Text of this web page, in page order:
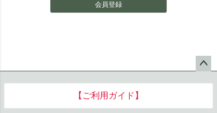
会員登録
へ
【ご利用ガイド】